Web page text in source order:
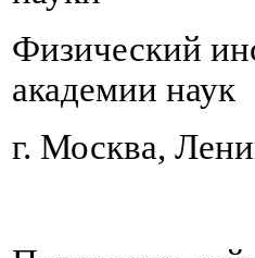
Физический
академии наук
г. Москва,